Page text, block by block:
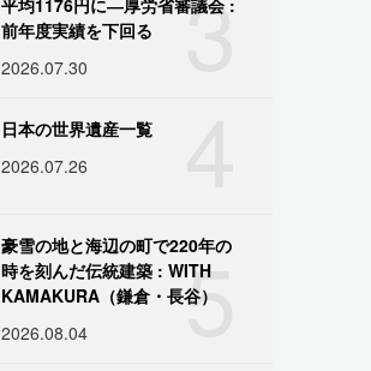
3
前年度実績を下回る
2026.07.30
日本の世界遺産一覧
2026.07.26
5
豪雪の地と海辺の町で220年の
時を刻んだ伝統建築 : WITH
KAMAKURA（鎌倉・長谷）
2026.08.04